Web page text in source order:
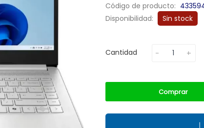
Código de producto:
Disponibilidad:
Sin stock
Cantidad
Comprar